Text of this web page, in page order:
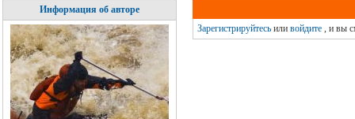
Информация об авторе
Зарегистрируйтесьили войдите, и вы